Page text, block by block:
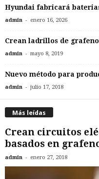
Hyundai fabricará
admin - enero 16, 2026
Crean ladrillos de grafeno
admin - mayo 8, 2019
Nuevo método para
admin - julio 17, 2018
Más leídas
Crean circuitos
basados en
admin - enero 27, 2018